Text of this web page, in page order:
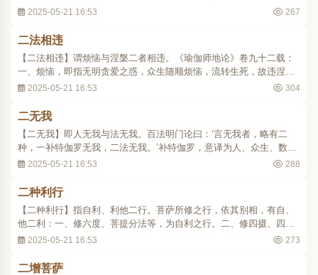
真如具无边之德，于一切法为最胜。参阅‘十地’条。
2025-05-21 16:53 267
二法相违
【二法相违】谓烦恼与涅槃二者相违。《瑜伽师地论》卷九十二载：
一、烦恼，即指无明贪爱之惑，众生随顺烦恼，流转生死，故违涅槃
之道。二、涅槃 nirvana，意译灭度。众生厌生死之苦，修习梵行，断
2025-05-21 16:53 304
二无我
【二无我】即人无我与法无我。百法明门论曰：‘言无我者，略有二
种，一补特伽罗无我，二法无我。’补特伽罗，意译为人、众生、数取
趣。补特伽罗无我即是人无我。人何以无我，人是四大和合而有，此
都是仗因托缘的有为法，并无其实体自..
2025-05-21 16:53 288
二种利行
【二种利行】指自利、利他二行。菩萨所修之行，依其别相，有自、
他二利：一、修六度、菩提分法等，为自利之行。二、修四摄、四无
量心等，为利他之行。见《成唯识论》卷九。
2025-05-21 16:53 273
二增菩萨